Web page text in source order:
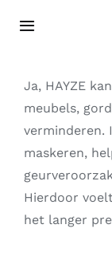
naarToggle
Ja, HAYZE
meubels,
verminderen.
maskeren,
Hierdoor
het langer